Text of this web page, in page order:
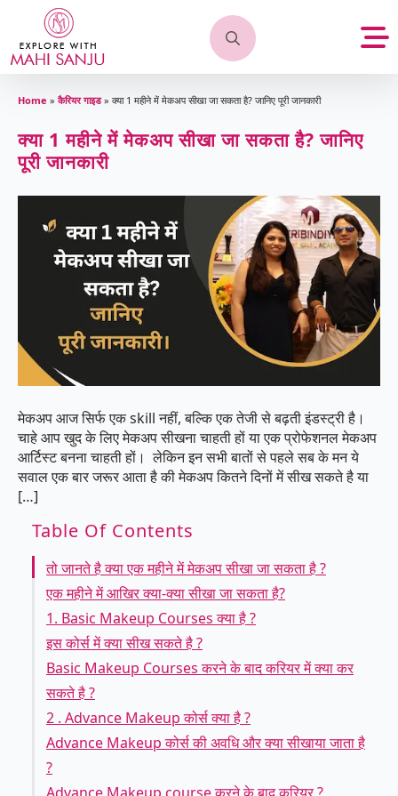
Search
Home »कैरियर गाइड» क्या 1 महीने में मेकअप सीखा जा सकता है? जानिए पूरी जानकारी
क्या 1 महीने में मेकअप सीखा जा सकता है? जानिए
पूरी जानकारी
मेकअप आज सिर्फ एक skill नहीं, बल्कि एक तेजी से बढ़ती इंडस्ट्री है।
चाहे आप खुद के लिए मेकअप सीखना चाहती हों या एक प्रोफेशनल मेकअप
आर्टिस्ट बनना चाहती हों। लेकिन इन सभी बातों से पहले सब के मन ये
सवाल एक बार जरूर आता है की मेकअप कितने दिनों में सीख सकते है या
[…]
Table Of Contents
तो जानते है क्या एक महीने में मेकअप सीखा जा सकता है ?
एक महीने में आखिर क्या-क्या सीखा जा सकता है?
1. Basic Makeup Courses क्या है ?
इस कोर्स में क्या सीख सकते है ?
Basic Makeup Courses करने के बाद करियर में क्या कर
सकते है ?
2 . Advance Makeup कोर्स क्या है ?
Advance Makeup कोर्स की अवधि और क्या सीखाया जाता है
?